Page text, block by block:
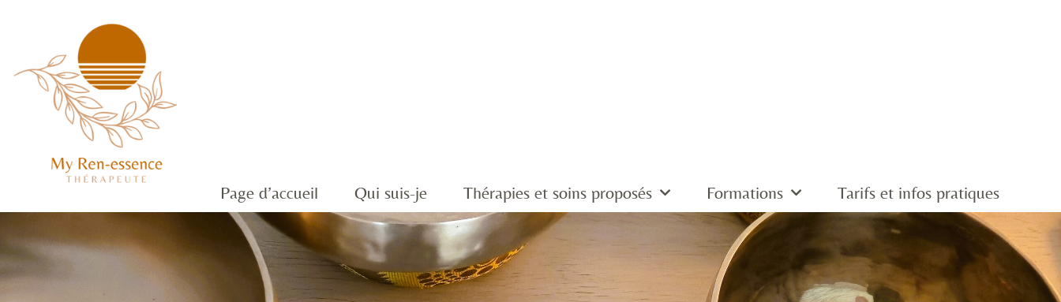
Page d’accueil Qui suis-je Thérapies et soins proposés Formations Tarifs et infos pratiques